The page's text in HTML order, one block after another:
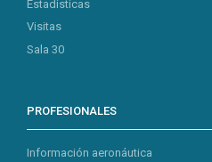
Estadísticas
Visitas
Sala 30
PROFESIONALES
Información aeronáutica